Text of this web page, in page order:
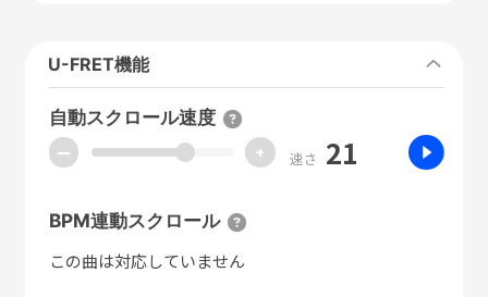
U-FRET機能
自動スクロール速度
ー + 速さ 21
BPM連動スクロール
この曲は対応していません